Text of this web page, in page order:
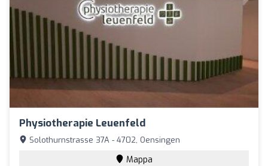
Physiotherapie Leuenfeld
Solothurnstrasse 37A - 4702, Oensingen
Mappa